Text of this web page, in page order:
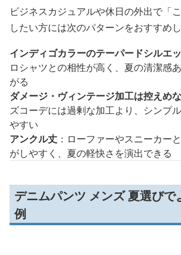
ビジネスカジュアルや休日の外出で「
したい方には次のパターンをおすすめし
インディゴカラーのテーパードシルエ
ロシャツとの相性が高く、夏の清潔感
がる
ダメージ・ヴィンテージ加工は控えめ
ズコーデには過剰な加工より、シンプ
やすい
アンクル丈 ：ローファーやスニーカー
がしやすく、夏の軽快さを演出できる
デニムパンツ メンズ 夏選びで
例